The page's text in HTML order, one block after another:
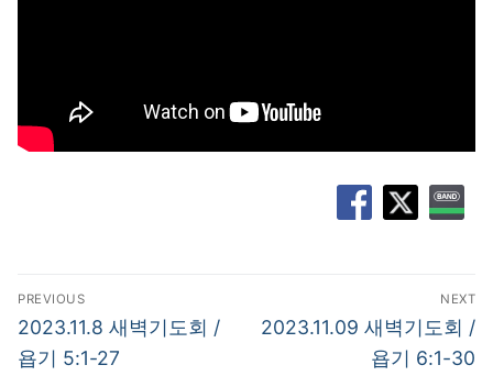
글
탐
색
PREVIOUS
Previous
post:
2023.11.8 새벽기도회 /
욥기 5:1-27
NEXT
Next
2023.11.09 새벽기도회 /
욥기 6:1-30